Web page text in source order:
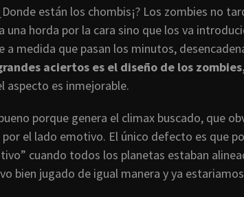
están los chombis¡? Los zombies no
una horda por la cara sino que los va
medida que pasan los minutos,
aciertos es el diseño de los
aspecto es inmejorable.
porque genera el climax buscado, que
el lado emotivo. El único defecto es que
cuando todos los planetas estaban
bien jugado de igual manera y ya